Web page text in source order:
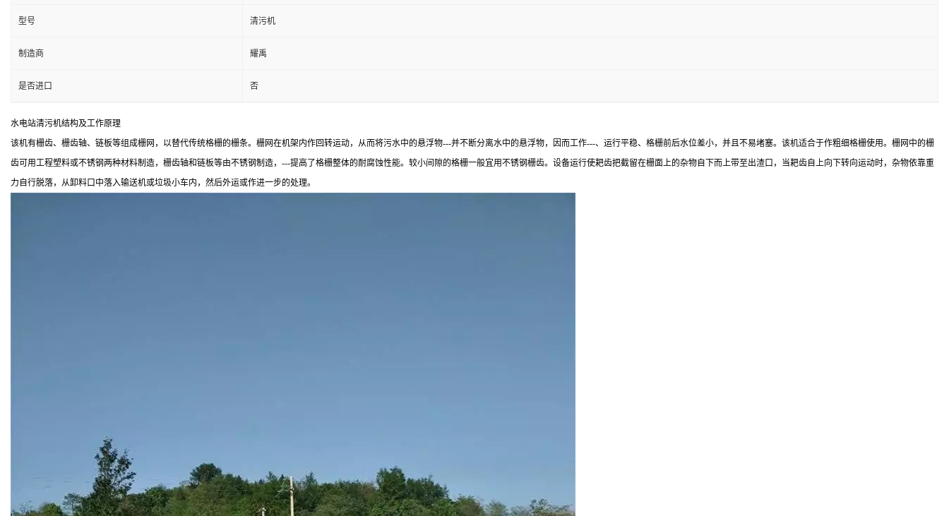
型号 清污机
制造商 耀禹
是否进口 否
水电站清污机结构及工作原理
该机有栅齿、栅齿轴、链板等组成栅网，以替代传统格栅的栅条。栅网在机架内作回转运动，从而将污水中的悬浮物---并不断分离水中的悬浮物，因而工作---、运行平稳、格栅前后水位差小，并且不易堵塞。该机适合于作粗细格栅使用。栅网中的栅
齿可用工程塑料或不锈钢两种材料制造，栅齿轴和链板等由不锈钢制造，---提高了格栅整体的耐腐蚀性能。较小间隙的格栅一般宜用不锈钢栅齿。设备运行使耙齿把截留在栅面上的杂物自下而上带至出渣口，当耙齿自上向下转向运动时，杂物依靠重
力自行脱落，从卸料口中落入输送机或垃圾小车内，然后外运或作进一步的处理。